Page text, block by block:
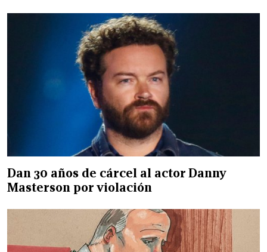
Dan 30 años de cárcel al actor Danny
Masterson por violación